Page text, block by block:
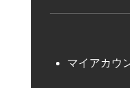
マイアカウ